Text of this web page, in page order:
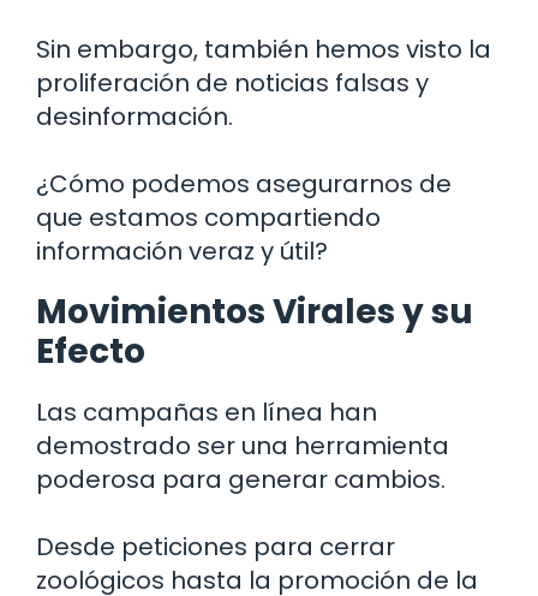
Sin embargo, también hemos visto la
proliferación de noticias falsas y
desinformación.
¿Cómo podemos asegurarnos de
que estamos compartiendo
información veraz y útil?
Movimientos Virales y su
Efecto
Las campañas en línea han
demostrado ser una herramienta
poderosa para generar cambios.
Desde peticiones para cerrar
zoológicos hasta la promoción de la